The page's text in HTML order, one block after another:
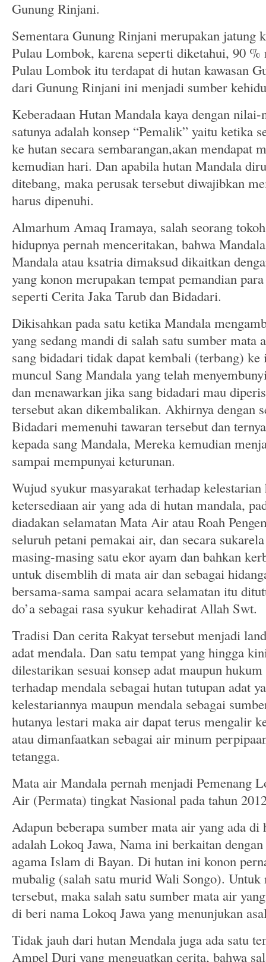
Gunung Rinjani.
Sementara Gunung Rinjani merupakan jatung
Pulau Lombok, karena seperti diketahui, 90
Pulau Lombok itu terdapat di hutan kawasan
dari Gunung Rinjani ini menjadi sumber
Keberadaan Hutan Mandala kaya dengan
satunya adalah konsep “Pemalik” yaitu ketika
ke hutan secara sembarangan,akan mendapat
kemudian hari. Dan apabila hutan Mandala
ditebang, maka perusak tersebut diwajibkan
harus dipenuhi.
Almarhum Amaq Iramaya, salah seorang
hidupnya pernah menceritakan, bahwa
Mandala atau ksatria dimaksud dikaitkan
yang konon merupakan tempat pemandian
seperti Cerita Jaka Tarub dan Bidadari.
Dikisahkan pada satu ketika Mandala
yang sedang mandi di salah satu sumber mata
sang bidadari tidak dapat kembali (terbang)
muncul Sang Mandala yang telah
dan menawarkan jika sang bidadari mau
tersebut akan dikembalikan. Akhirnya dengan
Bidadari memenuhi tawaran tersebut dan
kepada sang Mandala, Mereka kemudian
sampai mempunyai keturunan.
Wujud syukur masyarakat terhadap
ketersediaan air yang ada di hutan mandala,
diadakan selamatan Mata Air atau Roah
seluruh petani pemakai air, dan secara
masing-masing satu ekor ayam dan bahkan
untuk disemblih di mata air dan sebagai
bersama-sama sampai acara selamatan itu
do’a sebagai rasa syukur kehadirat Allah Swt.
Tradisi Dan cerita Rakyat tersebut menjadi
adat mendala. Dan satu tempat yang hingga
dilestarikan sesuai konsep adat maupun
terhadap mendala sebagai hutan tutupan adat
kelestariannya maupun mendala sebagai
hutanya lestari maka air dapat terus mengalir
atau dimanfaatkan sebagai air minum
tetangga.
Mata air Mandala pernah menjadi Pemenang
Air (Permata) tingkat Nasional pada tahun
Adapun beberapa sumber mata air yang ada di
adalah Lokoq Jawa, Nama ini berkaitan
agama Islam di Bayan. Di hutan ini konon
mubalig (salah satu murid Wali Songo). Untuk
tersebut, maka salah satu sumber mata air
di beri nama Lokoq Jawa yang menunjukan
Tidak jauh dari hutan Mendala juga ada satu
Ampel Duri yang menguatkan cerita, bahwa